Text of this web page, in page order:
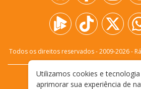
Todos os direitos reservados - 2009-2026-
FALE CONOSCO
Utilizamos cookies e
aprimorar sua experiência de